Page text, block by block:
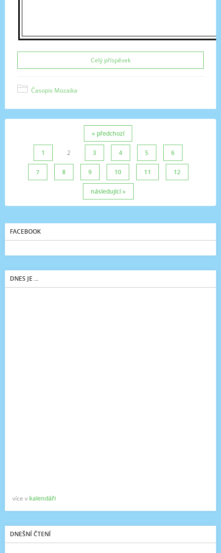
Celý příspěvek
Časopis Mozaika
« předchozí
1 2 3 4 5 6
7 8 9 10 11 12
následující »
FACEBOOK
DNES JE ...
více v kalendáři
DNEŠNÍ ČTENÍ